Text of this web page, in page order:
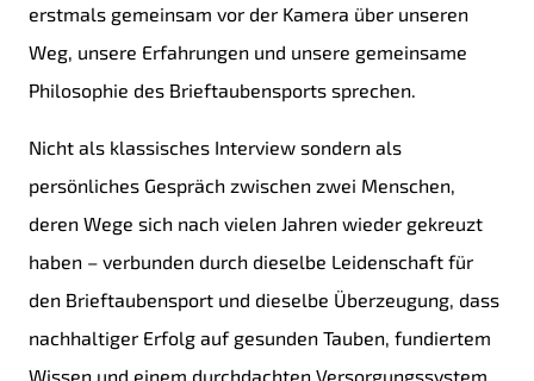
erstmals gemeinsam vor der Kamera über unseren
Weg, unsere Erfahrungen und unsere gemeinsame
Philosophie des Brieftaubensports sprechen.
Nicht als klassisches Interview sondern als
persönliches Gespräch zwischen zwei Menschen,
deren Wege sich nach vielen Jahren wieder gekreuzt
haben – verbunden durch dieselbe Leidenschaft für
den Brieftaubensport und dieselbe Überzeugung, dass
nachhaltiger Erfolg auf gesunden Tauben, fundiertem
Wissen und einem durchdachten Versorgungssystem